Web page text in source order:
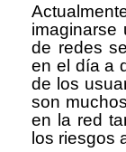
imaginarse
de redes
en el día a
de los
son
en la red
los riesgos